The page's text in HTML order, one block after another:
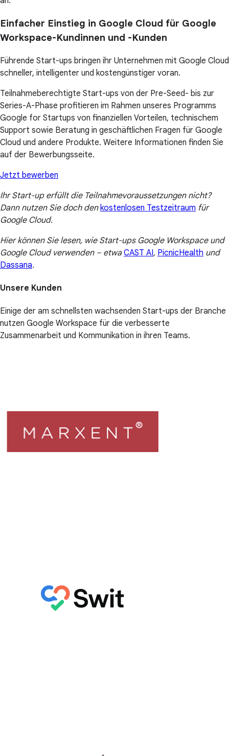
Einfacher Einstieg in Google Cloud für Google
Workspace-Kundinnen und -Kunden
Führende Start-ups bringen ihr Unternehmen mit Google Cloud
schneller, intelligenter und kostengünstiger voran.
Teilnahmeberechtigte Start-ups von der Pre-Seed- bis zur
Series-A-Phase profitieren im Rahmen unseres Programms
Google for Startups von finanziellen Vorteilen, technischem
Support sowie Beratung in geschäftlichen Fragen für Google
Cloud und andere Produkte. Weitere Informationen finden Sie
auf der Bewerbungsseite.
Jetzt bewerben
Ihr Start-up erfüllt die Teilnahmevoraussetzungen nicht?
Dann nutzen Sie doch den kostenlosen Testzeitraum für
Google Cloud.
Hier können Sie lesen, wie Start-ups Google Workspace und
Google Cloud verwenden – etwaCAST AI, PicnicHealth und
Dassana.
Unsere Kunden
Einige der am schnellsten wachsenden Start-ups der Branche
nutzen Google Workspace für die verbesserte
Zusammenarbeit und Kommunikation in ihren Teams.